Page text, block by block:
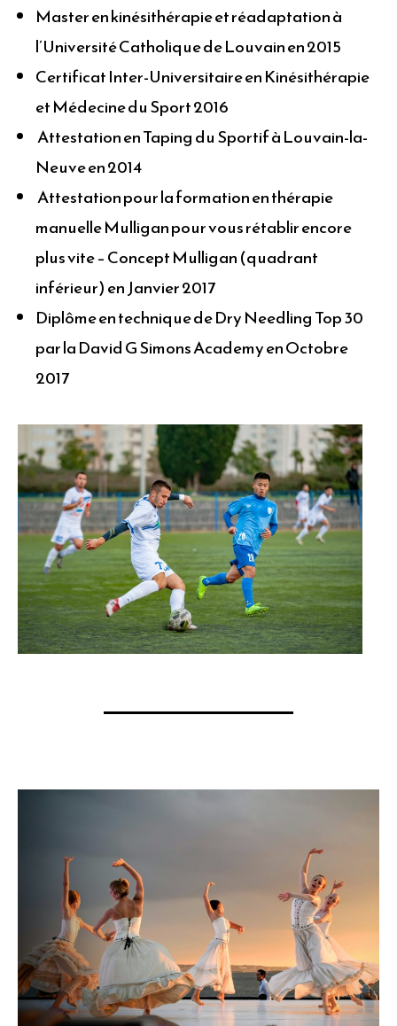
Master en kinésithérapie et réadaptation à
l’Université Catholique de Louvain en 2015
Certificat Inter-Universitaire en Kinésithérapie
et Médecine du Sport 2016
Attestation en Taping du Sportif à Louvain-la-
Neuve en 2014
Attestation pour la formation en thérapie
manuelle Mulligan pour vous rétablir encore
plus vite – Concept Mulligan (quadrant
inférieur) en Janvier 2017
Diplôme en technique de Dry Needling Top 30
par la David G Simons Academy en Octobre
2017